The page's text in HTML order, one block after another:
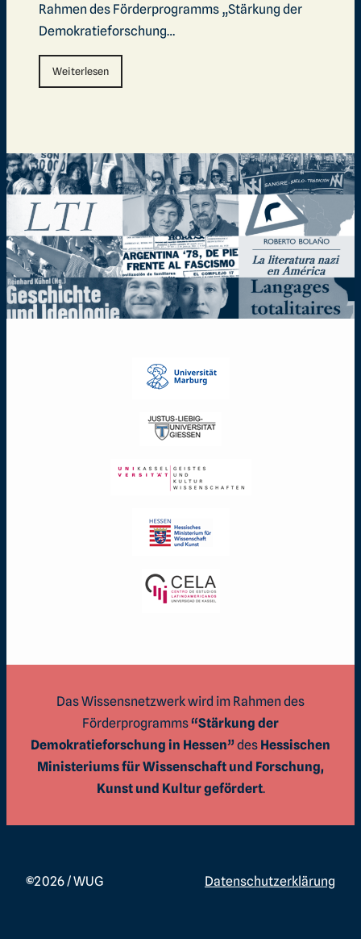
Rahmen des Förderprogramms „Stärkung der
Demokratieforschung…
Weiterlesen
Das Wissensnetzwerk wird im Rahmen des
Förderprogramms“Stärkung der
Demokratieforschung in Hessen”des Hessischen
Ministeriums für Wissenschaft und Forschung,
Kunst und Kultur gefördert.
©2026 / WUG Datenschutzerklärung